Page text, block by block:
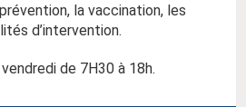
la vaccination, les
d’intervention.
de 7H30 à 18h.